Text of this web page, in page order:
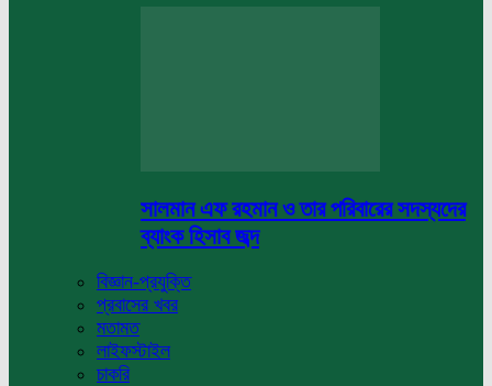
সালমান এফ রহমান ও তার পরিবারের সদস্যদের
ব্যাংক হিসাব জব্দ
বিজ্ঞান-প্রযুক্তি
প্রবাসের খবর
মতামত
লাইফস্টাইল
চাকরি